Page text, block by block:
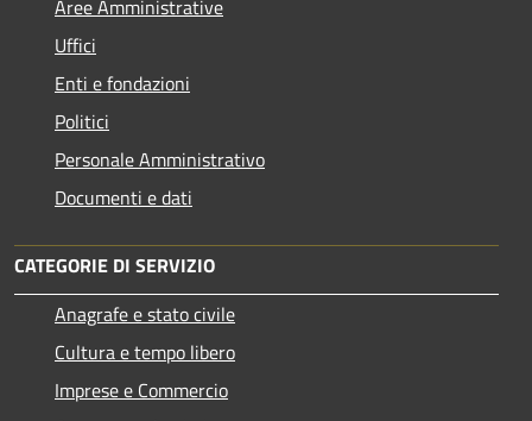
Aree Amministrative
Uffici
Enti e fondazioni
Politici
Personale Amministrativo
Documenti e dati
CATEGORIE DI SERVIZIO
Anagrafe e stato civile
Cultura e tempo libero
Imprese e Commercio